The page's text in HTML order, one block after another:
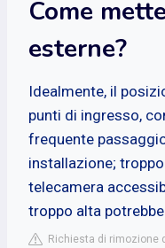
Come
esterne?
Idealmente, il
punti di ingresso,
frequente
installazione;
telecamera
troppo alta
Richiesta di rimozione